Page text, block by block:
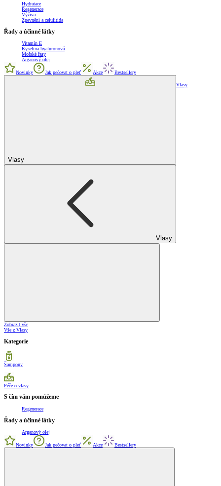
Hydratace
Regenerace
Výživa
Zpevnění a celulitida
Řady a účinné látky
Vitamín E
Kyselina hyaluronová
Mořské řasy
Arganový olej
Novinky Jak pečovat o pleť Akce Bestsellery
Vlasy
Vlasy
Vlasy
Zobrazit vše
Vše z Vlasy
Kategorie
Šampony
Péče o vlasy
S čím vám pomůžeme
Regenerace
Řady a účinné látky
Arganový olej
Novinky Jak pečovat o pleť Akce Bestsellery